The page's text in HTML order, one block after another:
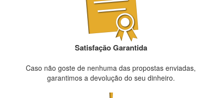
Satisfação Garantida
Caso não goste de nenhuma das propostas enviadas,
garantimos a devolução do seu dinheiro.